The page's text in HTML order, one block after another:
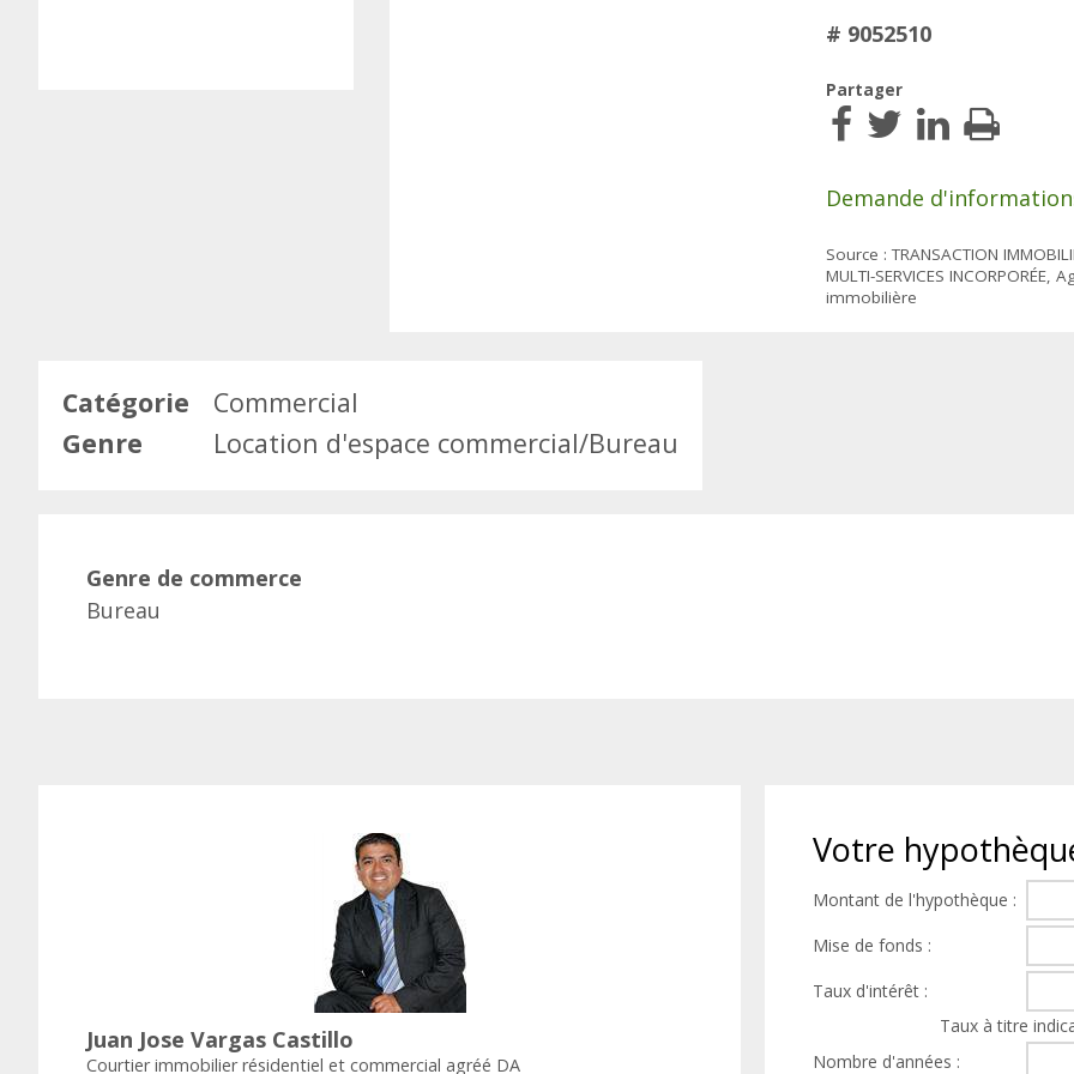
# 9052510
Partager
Demande
Source : TRANSACTION
MULTI-SERVICES INCORPORÉE,
immobilière
Catégorie
Commercial
Genre
Location d'espace commercial/Bureau
Genre de commerce
Bureau
Juan Jose Vargas Castillo
Courtier immobilier résidentiel et commercial agréé DA
Votre
Montant de l'hypothèque :
Mise de fonds :
Taux d'intérêt :
Taux à titre
Nombre d'années :